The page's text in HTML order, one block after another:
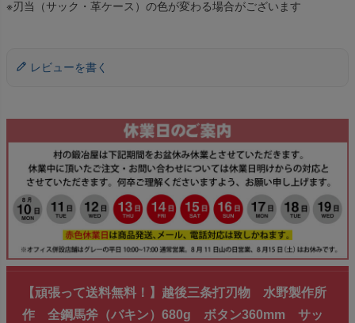
※刃当（サック・革ケース）の色が変わる場合がございます
レビューを書く
【頑張って送料無料！】越後三条打刃物 水野製作所
作 全鋼馬斧（バキン）680g ボタン360mm サッ